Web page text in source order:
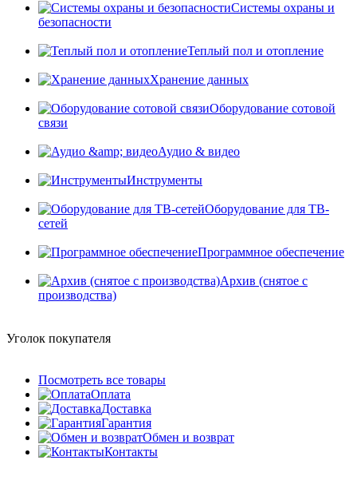
Системы охраны и
безопасности
Теплый пол и отопление
Хранение данных
Оборудование сотовой
связи
Аудио & видео
Инструменты
Оборудование для ТВ-
сетей
Программное обеспечение
Архив (снятое с
производства)
Уголок покупателя
Посмотреть все товары
Оплата
Доставка
Гарантия
Обмен и возврат
Контакты